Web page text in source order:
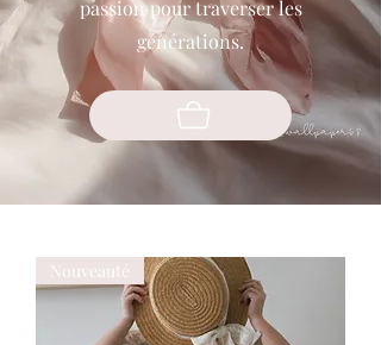
passion pour traverser les
générations.
Nouveauté